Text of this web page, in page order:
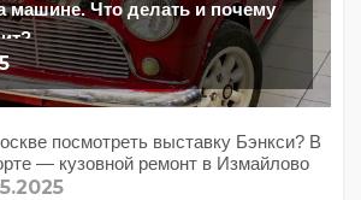
машине. Что делать и почему
посмотреть выставку Бэнкси? В
— кузовной ремонт в Измайлово